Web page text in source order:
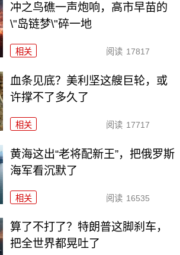
冲之鸟礁一声炮响，高市早苗的
\"岛链梦\"碎一地
相关 阅读 17817
血条见底？美利坚这艘巨轮，或
许撑不了多久了
相关 阅读 17717
黄海这出“老将配新王”，把俄罗斯
海军看沉默了
相关 阅读 16535
算了不打了？特朗普这脚刹车，
把全世界都晃吐了